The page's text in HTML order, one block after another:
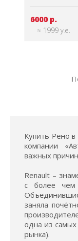
6000 р.
≈ 1999 у.е.
Купить Рено
компании
важных
Renault –
с более чем
заняла
одна из
рынка).